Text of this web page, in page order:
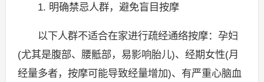
1. 明确禁忌人群，避免盲目按摩
以下人群不适合在家进行疏经通络按摩：孕妇
(尤其是腹部、腰骶部，易影响胎儿)、经期女性(月
经量多者，按摩可能导致经量增加)、有严重心脑血